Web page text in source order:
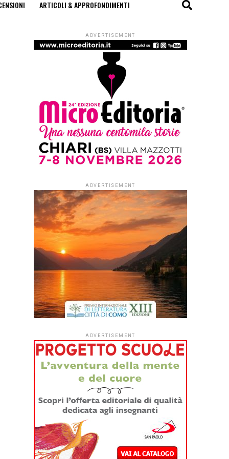
ARTICOLI & APPROFONDIMENTI
ADVERTISEMENT
ADVERTISEMENT
ADVERTISEMENT